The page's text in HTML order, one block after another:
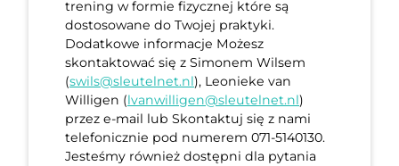
trening w formie fizycznej które są
dostosowane do Twojej praktyki.
Dodatkowe informacje Możesz
skontaktować się z Simonem Wilsem
(swils@sleutelnet.nl), Leonieke van
Willigen (lvanwilligen@sleutelnet.nl)
przez e-mail lub Skontaktuj się z nami
telefonicznie pod numerem 071-5140130.
Jesteśmy również dostępni dla pytania